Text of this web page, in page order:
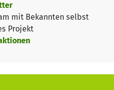
nicht verlängert. Mit
in Brasilien und
der Menschen im
sie ein neues Haus. Es
mit Bekannten selbst
Projekt